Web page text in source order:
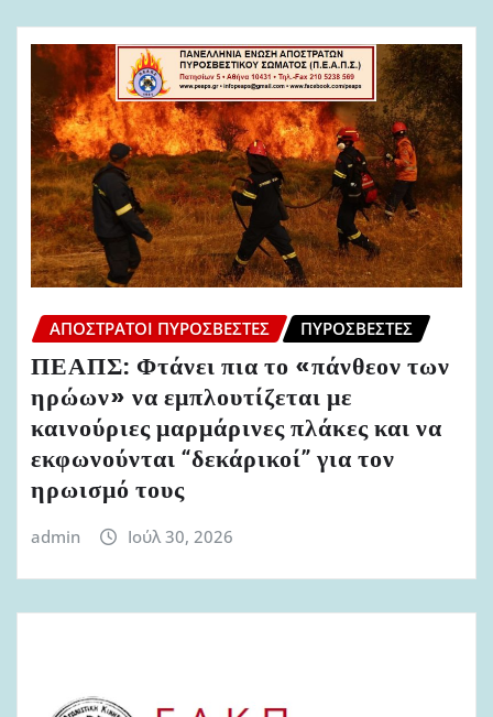
ΑΠΌΣΤΡΑΤΟΙ ΠΥΡΟΣΒΈΣΤΕΣ ΠΥΡΟΣΒΈΣΤΕΣ
ΠΕΑΠΣ: Φτάνει πια το «πάνθεον των
ηρώων» να εμπλουτίζεται με
καινούριες μαρμάρινες πλάκες και να
εκφωνούνται “δεκάρικοί” για τον
ηρωισμό τους
admin Ιούλ 30, 2026